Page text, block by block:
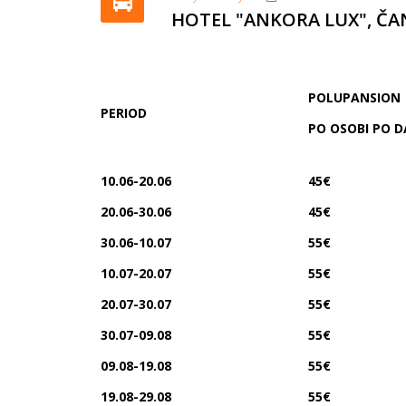
HOTEL "ANKORA LUX",
PERIOD
POLUPANSION
PO OSOBI PO
10.06-20.06 45€
20.06-30.06
45€
30.06-10.07
55€
10.07-20.07
55€
20.07-30.07
55€
30.07-09.08
55€
09.08-19.08
55€
19.08-29.08
55€